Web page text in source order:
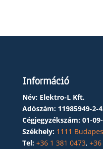
Információ
Név: Elektro-L Kft.
Adószám: 11985949-2-
Cégjegyzékszám: 01-
Székhely: 1111
Tel: +36 1 381 0473,